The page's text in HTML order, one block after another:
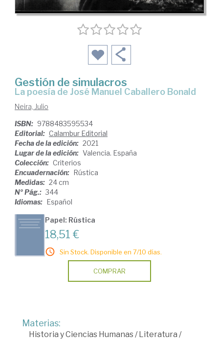
Gestión de simulacros
la poesía de José Manuel Caballero Bonald
Neira, Julio
ISBN: 9788483595534
Editorial: Calambur Editorial
Fecha de la edición: 2021
Lugar de la edición: Valencia. España
Colección: Criterios
Encuadernación: Rústica
Medidas: 24 cm
Nº Pág.: 344
Idiomas: Español
Papel: Rústica
18,51 €
Sin Stock. Disponible en 7/10 días.
COMPRAR
Materias:
Historia y Ciencias Humanas/ Literatura /